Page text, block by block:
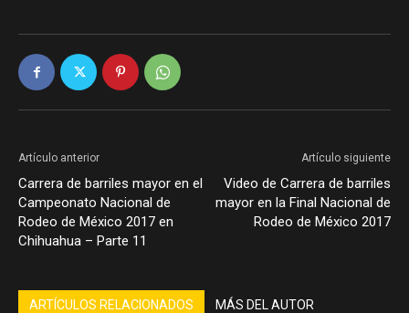
Artículo anterior
Carrera de barriles mayor en el
Campeonato Nacional de
Rodeo de México 2017 en
Chihuahua – Parte 11
Artículo siguiente
Video de Carrera de barriles
mayor en la Final Nacional de
Rodeo de México 2017
ARTÍCULOS RELACIONADOS MÁS DEL AUTOR